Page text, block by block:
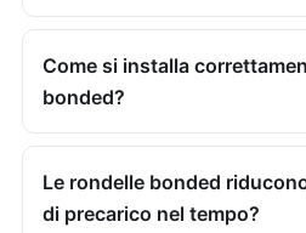
Come si installa
bonded?
Le rondelle bonded
di precarico nel tempo?